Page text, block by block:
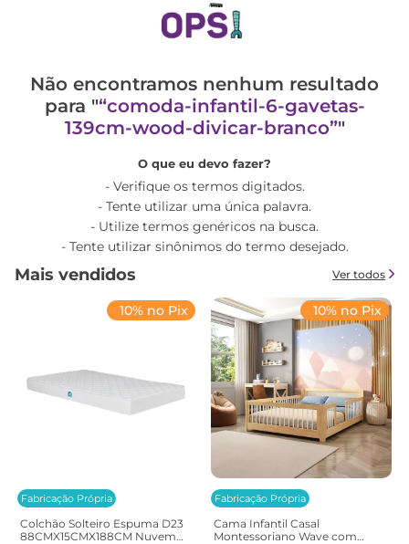
Não encontramos nenhum resultado
para " comoda-infantil-6-gavetas-
139cm-wood-divicar-branco "
O que eu devo fazer?
Verifique os termos digitados.
Tente utilizar uma única palavra.
Utilize termos genéricos na busca.
Tente utilizar sinônimos do termo desejado.
Mais vendidos Ver todos
Fabricação Própria
10% no Pix
Colchão Solteiro Espuma D23
88CMX15CMX188CM Nuvem
Fabricação Própria
10% no Pix
Cama Infantil Casal
Montessoriano Wave com